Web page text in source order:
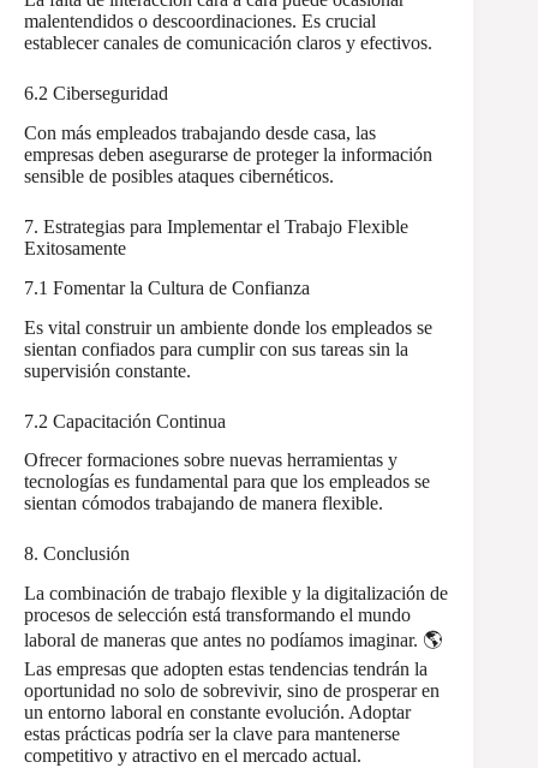
malentendidos o descoordinaciones. Es crucial
establecer canales de comunicación claros y efectivos.
6.2 Ciberseguridad
Con más empleados trabajando desde casa, las
empresas deben asegurarse de proteger la información
sensible de posibles ataques cibernéticos.
7. Estrategias para Implementar el Trabajo Flexible
Exitosamente
7.1 Fomentar la Cultura de Confianza
Es vital construir un ambiente donde los empleados se
sientan confiados para cumplir con sus tareas sin la
supervisión constante.
7.2 Capacitación Continua
Ofrecer formaciones sobre nuevas herramientas y
tecnologías es fundamental para que los empleados se
sientan cómodos trabajando de manera flexible.
8. Conclusión
La combinación de trabajo flexible y la digitalización de
procesos de selección está transformando el mundo
laboral de maneras que antes no podíamos imaginar. 🌎
Las empresas que adopten estas tendencias tendrán la
oportunidad no solo de sobrevivir, sino de prosperar en
un entorno laboral en constante evolución. Adoptar
estas prácticas podría ser la clave para mantenerse
competitivo y atractivo en el mercado actual.